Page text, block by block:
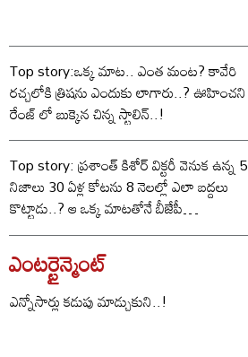
Top story:ఒక్క మాట.. ఎంత మంట? కావేరి
రచ్చలోకి త్రిషను ఎందుకు లాగారు..? ఊహించని
రేంజ్ లో బుక్కైన చిన్న స్టాలిన్..!
Top story: ప్రశాంత్ కిశోర్ విక్టరీ వెనుక ఉన్న 5
నిజాలు 30 ఏళ్ల కోటను 8 నెలల్లో ఎలా బద్దలు
కొట్టాడు..? ఆ ఒక్క మాటతోనే బీజేపీ
ఓడిపోయిందా..?
ఎంటర్టైన్మెంట్
ఎన్నోసార్లు కడుపు మాడ్చుకుని..!